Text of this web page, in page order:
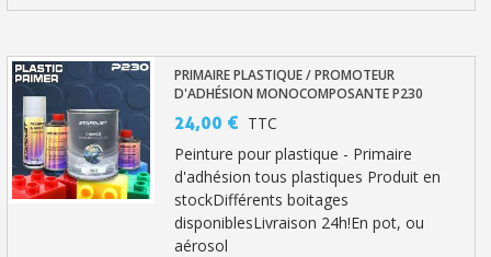
PRIMAIRE PLASTIQUE / PROMOTEUR
D'ADHÉSION MONOCOMPOSANTE P230
24,00 € TTC
Peinture pour plastique - Primaire
d'adhésion tous plastiques Produit en
stockDifférents boitages
disponiblesLivraison 24h!En pot, ou
aérosol